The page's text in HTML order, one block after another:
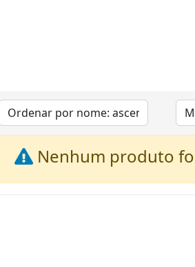
Nenhum produto